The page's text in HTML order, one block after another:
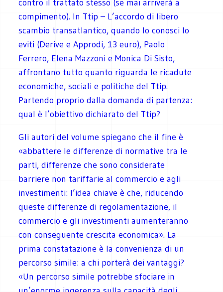
contro il trattato stesso (se mai arriverà a
compimento). In Ttip – L’accordo di libero
scambio transatlantico, quando lo conosci lo
eviti (Derive e Approdi, 13 euro), Paolo
Ferrero, Elena Mazzoni e Monica Di Sisto,
affrontano tutto quanto riguarda le ricadute
economiche, sociali e politiche del Ttip.
Partendo proprio dalla domanda di partenza:
qual è l’obiettivo dichiarato del Ttip?
Gli autori del volume spiegano che il fine è
«abbattere le differenze di normative tra le
parti, differenze che sono considerate
barriere non tariffarie al commercio e agli
investimenti: l’idea chiave è che, riducendo
queste differenze di regolamentazione, il
commercio e gli investimenti aumenteranno
con conseguente crescita economica». La
prima constatazione è la convenienza di un
percorso simile: a chi porterà dei vantaggi?
«Un percorso simile potrebbe sfociare in